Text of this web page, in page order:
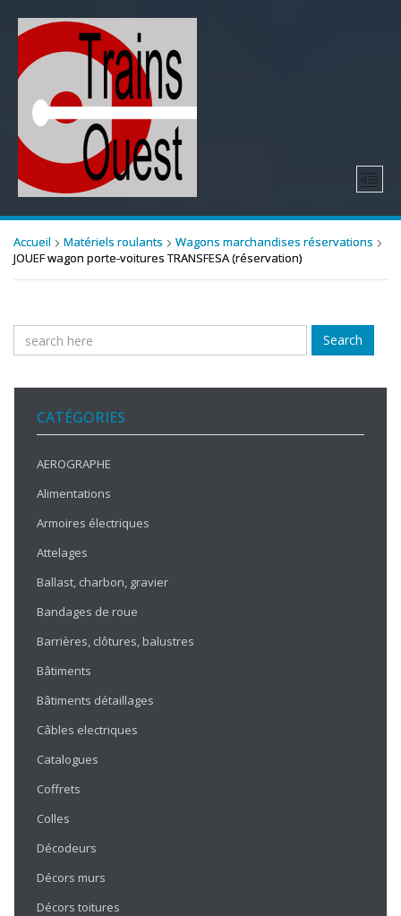
Accueil Matériels roulants
Wagons marchandises réservations
JOUEF wagon porte-voitures TRANSFESA (réservation)
Search
CATÉGORIES
AEROGRAPHE
Alimentations
Armoires électriques
Attelages
Ballast, charbon, gravier
Bandages de roue
Barrières, clôtures, balustres
Bâtiments
Bâtiments détaillages
Câbles electriques
Catalogues
Coffrets
Colles
Décodeurs
Décors murs
Décors toitures